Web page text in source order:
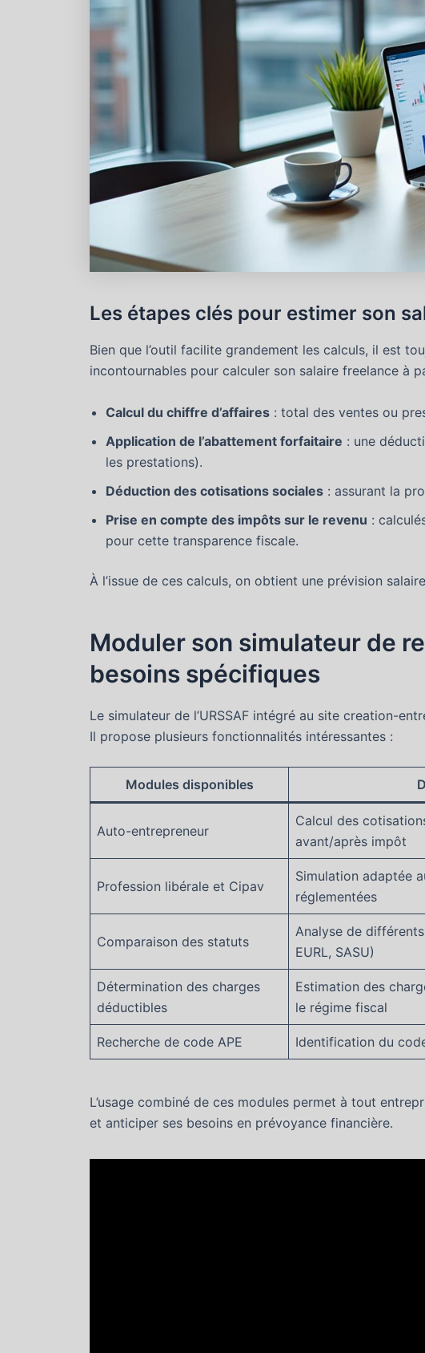
Les étapes clés pour estimer son
Bien que l’outil facilite grandement les calculs, il est
incontournables pour calculer son salaire freelance à
Calcul du chiffre d’affaires : total des ventes ou
Application de l’abattement forfaitaire : une
les prestations).
Déduction des cotisations sociales : assurant la
Prise en compte des impôts sur le revenu :
pour cette transparence fiscale.
À l’issue de ces calculs, on obtient une prévision
Moduler son simulateur de
besoins spécifiques
Le simulateur de l’URSSAF intégré au site creation-
Il propose plusieurs fonctionnalités intéressantes :
Modules disponibles
Auto-entrepreneur
Calcul des
avant/après impôt
Profession libérale et Cipav
Simulation adaptée
réglementées
Comparaison des statuts
Analyse de
EURL, SASU)
Détermination des charges
déductibles
Estimation des
le régime fiscal
Recherche de code APE Identification du
L’usage combiné de ces modules permet à tout
et anticiper ses besoins en prévoyance financière.